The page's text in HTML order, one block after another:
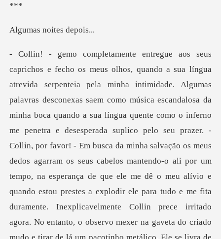
*
noites d
penetra e desesperada suplico pelo seu prazer. -
Collin, por favor! - Em busca da minha salvação os meus
dedos agarram os seus cabelos mantendo-o ali por um
tempo, na esperança de que ele me dê o meu alívio e
quando estou prestes a explodir ele para tudo e me